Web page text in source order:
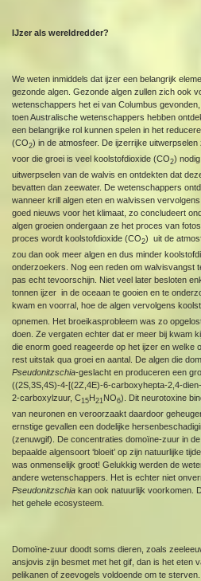
IJzer als wereldredder?
We weten inmiddels dat ijzer een belangrijk
gezonde algen. Gezonde algen zullen zich ook
wetenschappers het ei van Columbus
toen Australische wetenschappers hebben
een belangrijke rol kunnen spelen in het
(CO2) in de atmosfeer. De ijzerrijke
voor die groei is veel koolstofdioxide (CO2)
uitwerpselen van de walvis en ontdekten dat
bevatten dan zeewater. De wetenschappers
wanneer krill algen eten en walvissen
goed nieuws voor het klimaat, zo concludeert
algen groeien ondergaan ze het proces van
proces wordt koolstofdioxide (CO2) uit de
zou dan ook meer algen en dus minder
onderzoekers. Nog een reden om walvisvangst
pas echt tevoorschijn. Niet veel later besloten
tonnen ijzer in de oceaan te gooien en te
kwam en voorral, hoe de algen vervolgens
opnemen. Het broeikasprobleem was zo
doen. Ze vergaten echter dat er meer bij kwam
die enorm goed reageerde op het ijzer en welke
rest uitstak qua groei en aantal. De algen die
Pseudonitzschia-geslacht en produceren een
((2S,3S,4S)-4-[(2Z,4E)-6-carboxyhepta-2,4-
2-carboxylzuur, C15 H21NO6). Dit neurotoxine
van neuronen en veroorzaakt daardoor
ernstige gevallen een dodelijke
(zenuwgif). De concentraties domoïne-zuur in
bepaalde algensoort ‘bloeit’ op zijn natuurlijke
was onmenselijk groot! Gelukkig werden de
andere wetenschappers. Het is echter niet
Pseudonitzschia kan ook natuurlijk voorkomen.
het gehele ecosysteem.
Domoïne-zuur doodt soms dieren, zoals
ansjovis zijn besmet met het gif, dan is het eten
pelikanen of zeevogels voldoende om te